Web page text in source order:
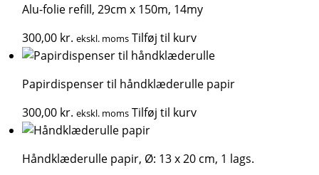
Alu-folie refill, 29cm x 150m, 14my
300,00 kr. ekskl. moms Tilføj til kurv
Papirdispenser til håndklæderulle papir
300,00 kr. ekskl. moms Tilføj til kurv
Håndklæderulle papir, Ø: 13 x 20 cm, 1 lags.